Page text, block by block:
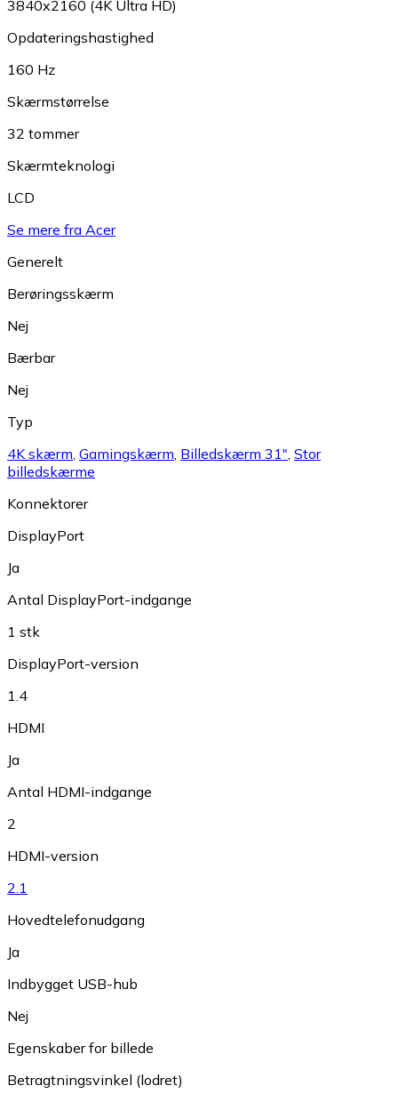
3840x2160 (4K Ultra HD)
Opdateringshastighed
160 Hz
Skærmstørrelse
32 tommer
Skærmteknologi
LCD
Se mere fra Acer
Generelt
Berøringsskærm
Nej
Bærbar
Nej
Typ
4K skærm, Gamingskærm, Billedskærm 31", Stor
billedskærme
Konnektorer
DisplayPort
Ja
Antal DisplayPort-indgange
1 stk
DisplayPort-version
1.4
HDMI
Ja
Antal HDMI-indgange
2
HDMI-version
2.1
Hovedtelefonudgang
Ja
Indbygget USB-hub
Nej
Egenskaber for billede
Betragtningsvinkel (lodret)